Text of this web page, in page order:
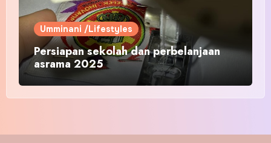
Umminani /Lifestyles
Persiapan sekolah dan perbelanjaan
asrama 2025